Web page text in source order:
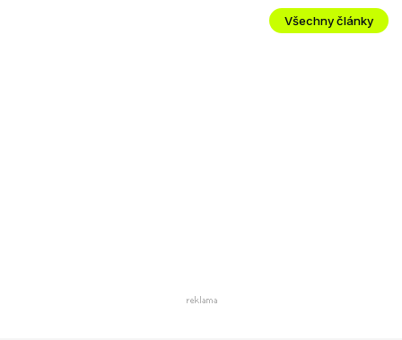
Všechny články